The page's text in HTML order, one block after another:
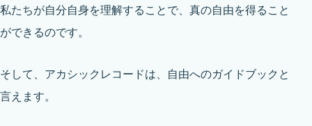
私たちが自分自身を理解することで、真の自由を得ること
ができるのです。
そして、アカシックレコードは、自由へのガイドブックと
言えます。